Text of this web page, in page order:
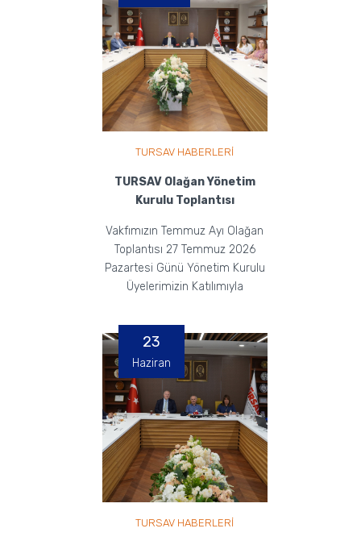
TURSAV HABERLERİ
TURSAV Olağan Yönetim
Kurulu Toplantısı
Vakfımızın Temmuz Ayı Olağan
Toplantısı 27 Temmuz 2026
Pazartesi Günü Yönetim Kurulu
Üyelerimizin Katılımıyla
TURSAV HABERLERİ
23
Haziran